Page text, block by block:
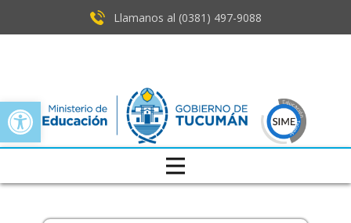
Open toolbar
Llamanos al (0381) ​497-9088